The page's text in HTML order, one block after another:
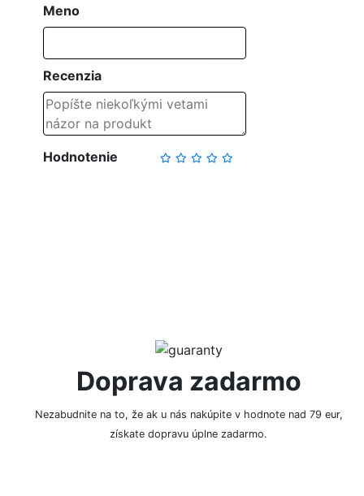
Meno
Recenzia
Hodnotenie
Doprava zadarmo
Nezabudnite na to, že ak u nás nakúpite v hodnote nad 79 eur,
získate dopravu úplne zadarmo.